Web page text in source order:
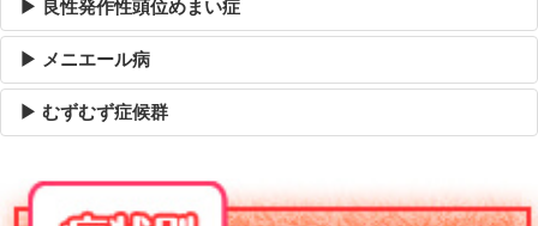
▶ 良性発作性頭位めまい症
▶ メニエール病
▶ むずむず症候群